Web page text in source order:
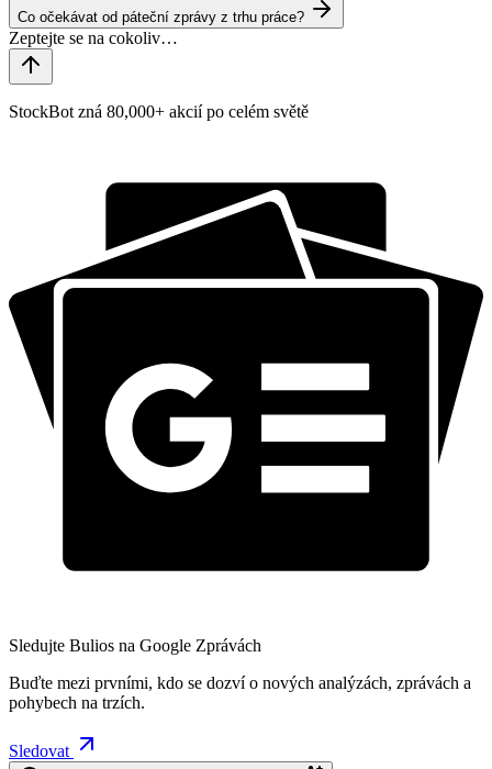
Co očekávat od páteční zprávy z trhu práce?
StockBot zná 80,000+ akcií po celém světě
Sledujte Bulios na Google Zprávách
Buďte mezi prvními, kdo se dozví o nových analýzách, zprávách a
pohybech na trzích.
Sledovat